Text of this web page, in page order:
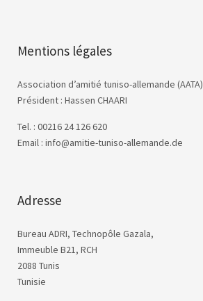
Mentions légales
Association d’amitié tuniso-allemande (AATA)
Président : Hassen CHAARI
Tel. : 00216 24 126 620
Email : info@amitie-tuniso-allemande.de
Adresse
Bureau ADRI, Technopôle Gazala,
Immeuble B21, RCH
2088 Tunis
Tunisie